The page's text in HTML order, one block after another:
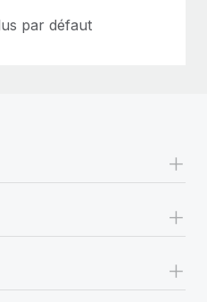
par défaut
+
+
+